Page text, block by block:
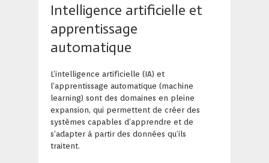
Intelligence artificielle et
apprentissage
automatique
L’intelligence artificielle (IA) et
l’apprentissage automatique (machine
learning) sont des domaines en pleine
expansion, qui permettent de créer des
systèmes capables d’apprendre et de
s’adapter à partir des données qu’ils
traitent.